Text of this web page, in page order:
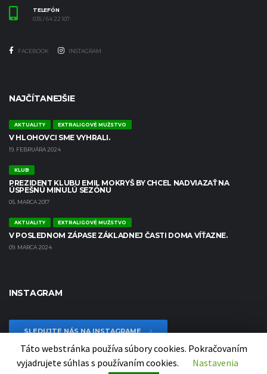
TELEFÓN
035 / 64 22 107
FACEBOOK INSTAGRAM
NAJČÍTANEJŠIE
AKTUALITY EXTRALIGOVÉ MUŽSTVO
V HLOHOVCI SME VYHRALI.
19. FEBRUÁRA 2024
KLUB
PREZIDENT KLUBU EMIL MOKRYŠ BY CHCEL NADVIAZAŤ NA
ÚSPEŠNÚ MINULÚ SEZÓNU
05. MARCA 2017
AKTUALITY EXTRALIGOVÉ MUŽSTVO
V POSLEDNOM ZÁPASE ZÁKLADNEJ ČASTI DOMA VÍŤAZNE.
09. MARCA 2024
INSTAGRAM
SLEDUJTE NÁS NA INSTAGRAME
Táto webstránka používa súbory cookies. Pokračovaním
vyjadrujete súhlas s používaním cookies.
Nastavenia